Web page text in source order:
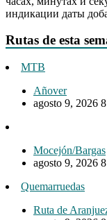
индикации даты
Rutas de esta
MTB
Añover
agosto 9, 2026
Mocejón/Bargas
agosto 9, 2026
Quemarruedas
Ruta de